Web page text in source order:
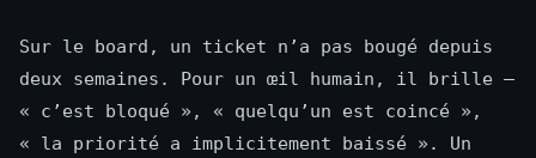
Sur le board, un ticket n’a pas bougé depuis
deux semaines. Pour un œil humain, il brille —
« c’est bloqué », « quelqu’un est coincé »,
« la priorité a implicitement baissé ». Un